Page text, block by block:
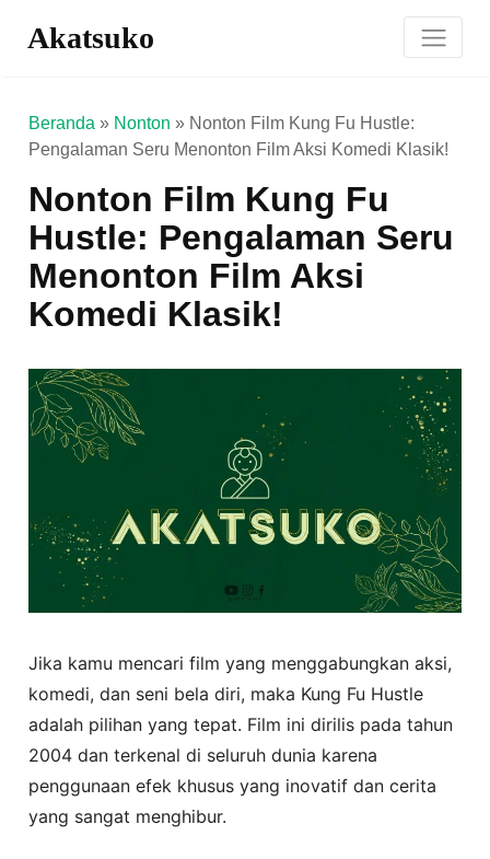
Akatsuko
Beranda » Nonton » Nonton Film Kung Fu Hustle:
Pengalaman Seru Menonton Film Aksi Komedi Klasik!
Nonton Film Kung Fu
Hustle: Pengalaman Seru
Menonton Film Aksi
Komedi Klasik!
Jika kamu mencari film yang menggabungkan aksi,
komedi, dan seni bela diri, maka Kung Fu Hustle
adalah pilihan yang tepat. Film ini dirilis pada tahun
2004 dan terkenal di seluruh dunia karena
penggunaan efek khusus yang inovatif dan cerita
yang sangat menghibur.